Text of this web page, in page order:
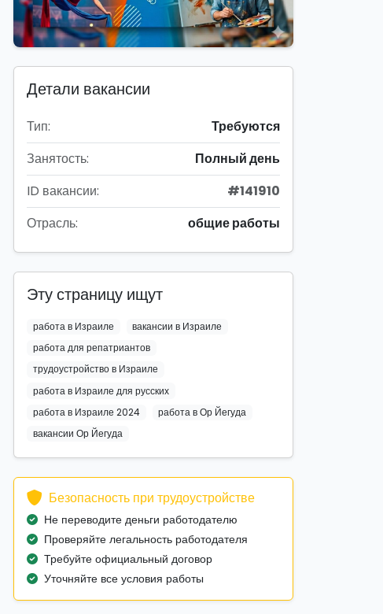
Детали вакансии
Тип:
Требуются
Занятость:
Полный день
ID вакансии:
#141910
Отрасль:
общие работы
Эту страницу ищут
работа в Израиле
вакансии в Израиле
работа для репатриантов
трудоустройство в Израиле
работа в Израиле для русских
работа в Израиле 2024
работа в Ор Йегуда
вакансии Ор Йегуда
Безопасность при трудоустройстве
Не переводите деньги работодателю
Проверяйте легальность работодателя
Требуйте официальный договор
Уточняйте все условия работы